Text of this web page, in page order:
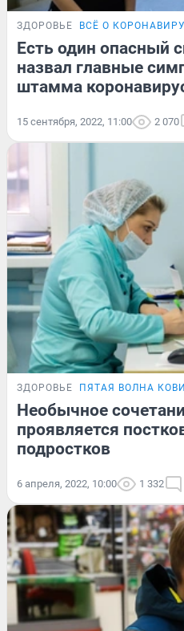
ЗДОРОВЬЕ ВСЁ О
Есть один опасный
назвал главные
штамма
15 сентября, 2022, 11:00 2 070
ЗДОРОВЬЕ ПЯТАЯ ВОЛНА
Необычное
проявляется
подростков
6 апреля, 2022, 10:00 1 332